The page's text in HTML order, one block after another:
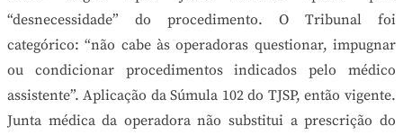
“desnecessidade” do procedimento. O Tribunal foi
categórico: “não cabe às operadoras questionar, impugnar
ou condicionar procedimentos indicados pelo médico
assistente”. Aplicação da Súmula 102 do TJSP, então vigente.
Junta médica da operadora não substitui a prescrição do